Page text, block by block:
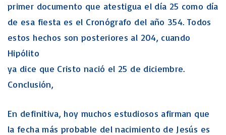
primer documento que atestigua el día 25 como día
de esa fiesta es el Cronógrafo del año 354. Todos
estos hechos son posteriores al 204, cuando
Hipólito
ya dice que Cristo nació el 25 de diciembre.
Conclusión,
En definitiva, hoy muchos estudiosos afirman que
la fecha más probable del nacimiento de Jesús es